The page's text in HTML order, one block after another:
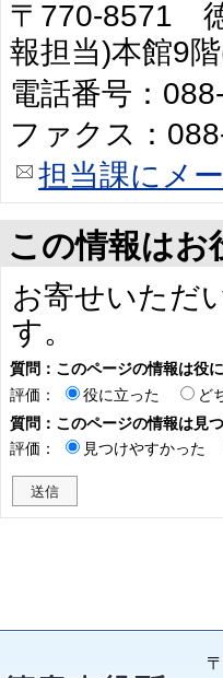
〒770-8571
報担当)本館9
電話番号：
ファクス：
担当課にメ
この情報はお
お寄せいただ
す。
質問：このページの情報は役
評価：
役に立った ど
質問：このページの情報は見
評価：
見つけやすかった